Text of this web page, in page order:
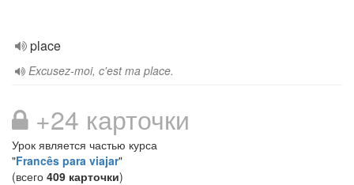
place
Excusez-moi, c'est ma place.
+24 карточки
Урок является частью курса
"Francês para viajar"
(всего 409 карточки)